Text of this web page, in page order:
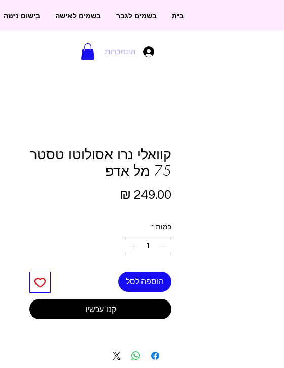
בית בשמים לגבר בשמים לאישה בישום נישה
התחברות
קוואלי נרו אסולוטו טסטר
75 מל אדפ
כמות *
הוספה לסל
קנו עכשיו